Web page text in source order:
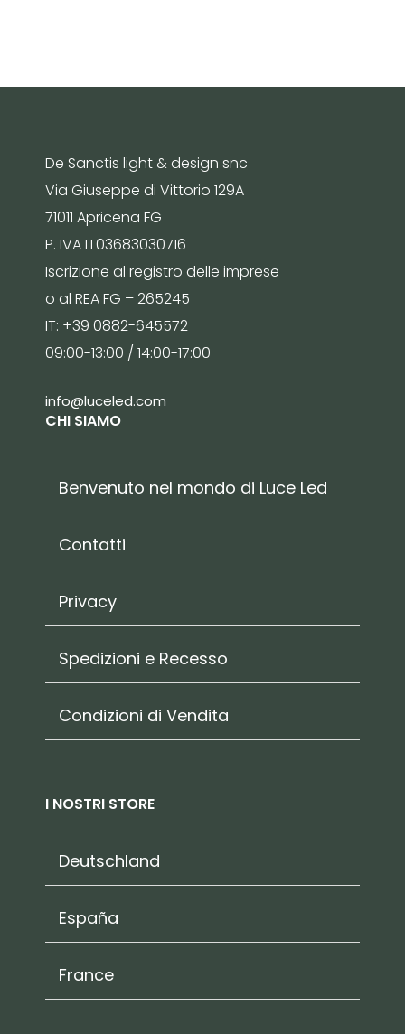
De Sanctis light & design snc
Via Giuseppe di Vittorio 129A
71011 Apricena FG
P. IVA IT03683030716
Iscrizione al registro delle imprese
o al REA FG – 265245
IT: +39 0882-645572
09:00-13:00 / 14:00-17:00
info@luceled.com
CHI SIAMO
Benvenuto nel mondo di Luce Led
Contatti
Privacy
Spedizioni e Recesso
Condizioni di Vendita
I NOSTRI STORE
Deutschland
España
France